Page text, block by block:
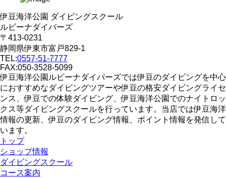
伊豆海洋公園 ダイビングスクール
ルビーナダイバーズ
〒413-0231
静岡県伊東市富戸829-1
TEL:0557-51-7777
FAX:050-3528-5099
伊豆海洋公園ルビーナダイバーズでは伊豆のダイビングを中心
におすすめなダイビングツアーや伊豆の格安ダイビングライセ
ンス、伊豆での体験ダイビング、伊豆海洋公園でのナイトロッ
クス等ダイビングスクールを行っています。当店では伊豆海洋
情報の更新、伊豆のダイビング情報、ポイント情報を発信して
います。
トップ
ショップ情報
ダイビングスクール
コース案内